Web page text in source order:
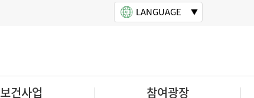
LANGUAGE
보건사업 참여광장